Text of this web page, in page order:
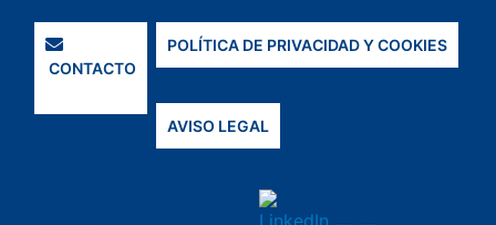
CONTACTO
POLÍTICA DE PRIVACIDAD Y COOKIES
AVISO LEGAL